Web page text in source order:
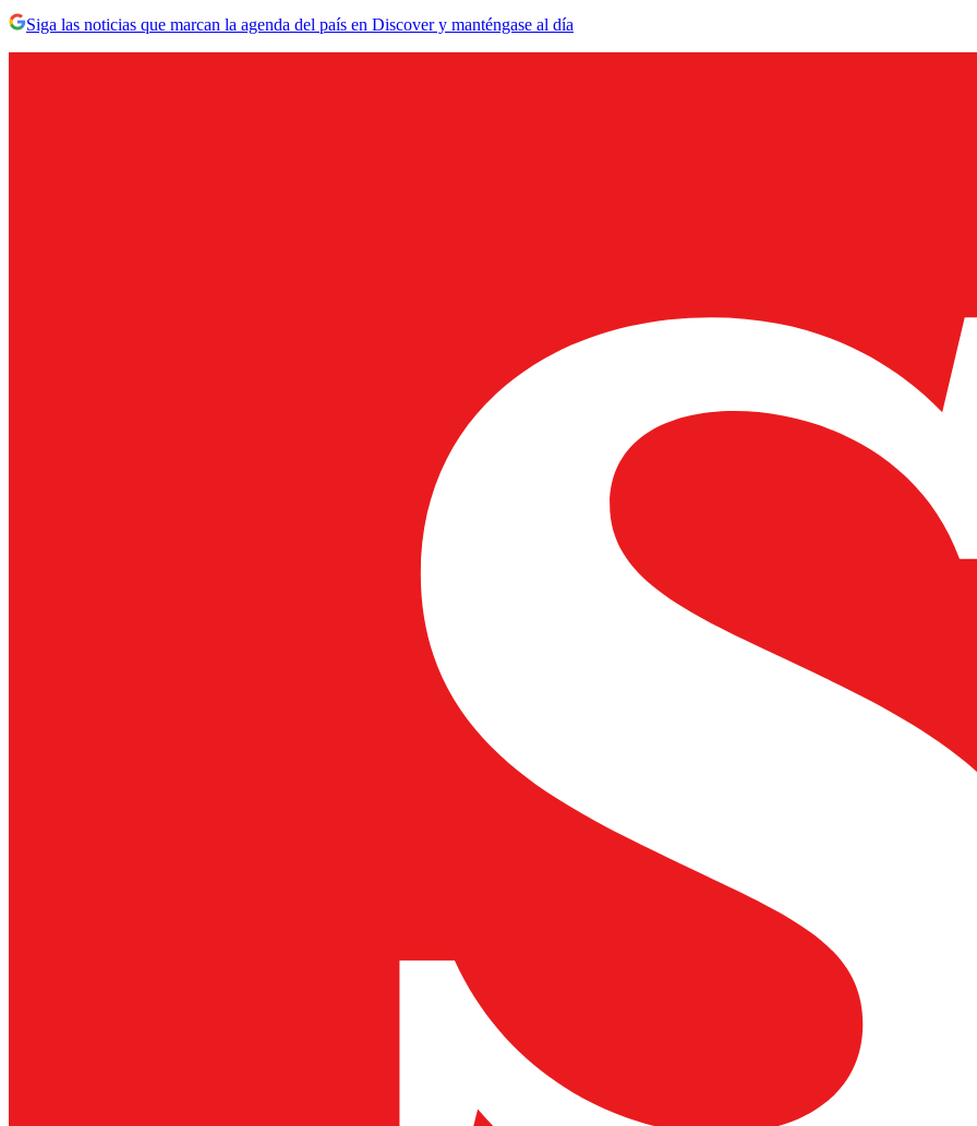
Siga las noticias que marcan la agenda del país en Discover y manténgase al día